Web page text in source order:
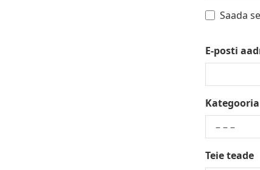
Saada
E-posti
Kategooria
Teie teade